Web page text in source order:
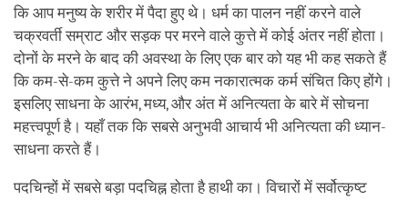
कि आप मनुष्य के शरीर में पैदा हुए थे। धर्म का पालन नहीं करने वाले
चक्रवर्ती सम्राट और सड़क पर मरने वाले कुत्ते में कोई अंतर नहीं होता।
दोनों के मरने के बाद की अवस्था के लिए एक बार को यह भी कह सकते हैं
कि कम-से-कम कुत्ते ने अपने लिए कम नकारात्मक कर्म संचित किए होंगे।
इसलिए साधना के आरंभ, मध्य, और अंत में अनित्यता के बारे में सोचना
महत्त्वपूर्ण है। यहाँ तक कि सबसे अनुभवी आचार्य भी अनित्यता की ध्यान-
साधना करते हैं।
पदचिन्हों में सबसे बड़ा पदचिह्न होता है हाथी का। विचारों में सर्वोत्कृष्ट